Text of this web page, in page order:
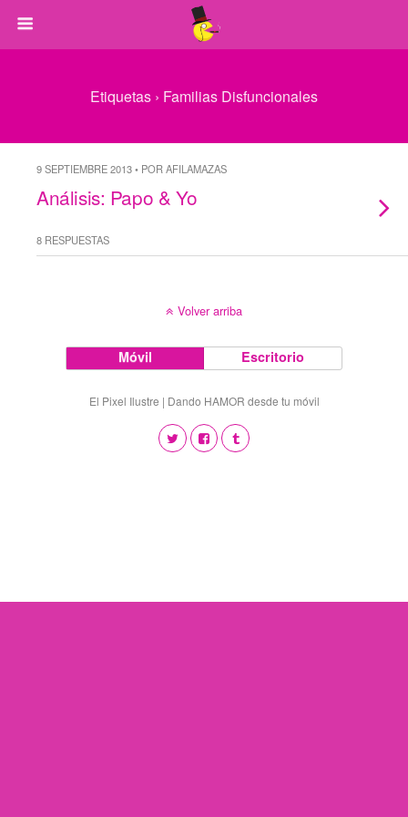
Etiquetas › Familias Disfuncionales
9 SEPTIEMBRE 2013 • POR AFILAMAZAS
Análisis: Papo & Yo
8 RESPUESTAS
Volver arriba
Móvil Escritorio
El Pixel Ilustre | Dando HAMOR desde tu móvil